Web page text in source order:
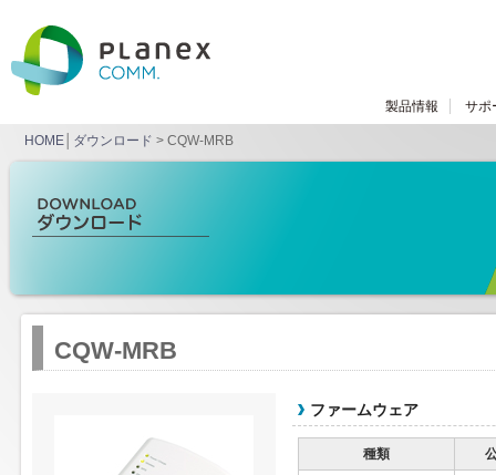
製品情報 サポ
HOME ダウンロード > CQW-MRB
CQW-MRB
ファームウェア
種類